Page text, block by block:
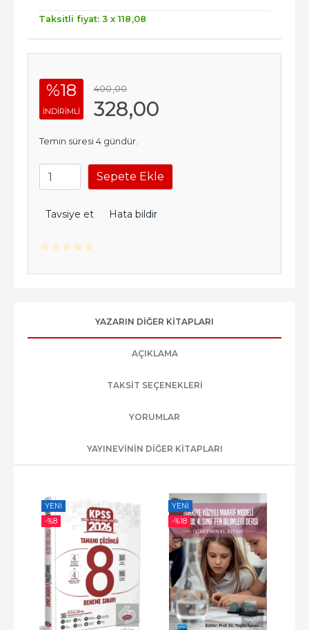
Taksitli fiyat: 3 x 118 ,08
%18
INDIRIMLI
400,00
328,00
Temin süresi 4 gündür.
Sepete Ekle
Tavsiye et Hata bildir
YAZARIN DIĞER KITAPLARI
AÇIKLAMA
TAKSIT SEÇENEKLERI
YORUMLAR
YAYINEVININ DIĞER KITAPLARI
YENI
-%8
YENI
-%18